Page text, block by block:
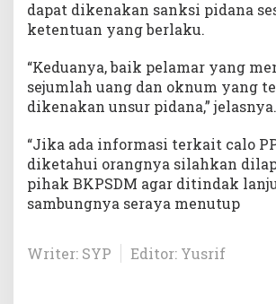
dapat dikenakan sanksi pidana
ketentuan yang berlaku.
“Keduanya, baik pelamar yang
sejumlah uang dan oknum yang
dikenakan unsur pidana,” jelasnya.
“Jika ada informasi terkait calo
diketahui orangnya silahkan
pihak BKPSDM agar ditindak
sambungnya seraya menutup
Writer: SYP Editor: Yusrif